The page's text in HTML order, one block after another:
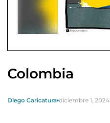
Colombia
Diego Caricatura diciembre 1, 2024